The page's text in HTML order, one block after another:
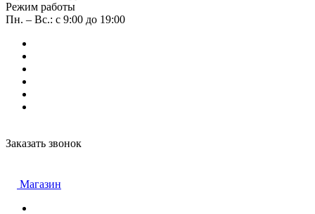
Режим работы
Пн. – Вс.: с 9:00 до 19:00
Заказать звонок
Магазин